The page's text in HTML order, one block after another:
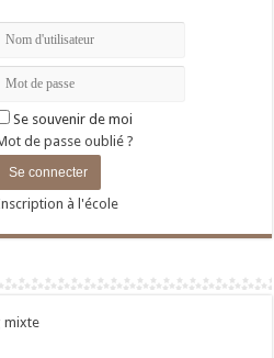
Se souvenir de moi
de passe oublié ?
à l'école
mixte